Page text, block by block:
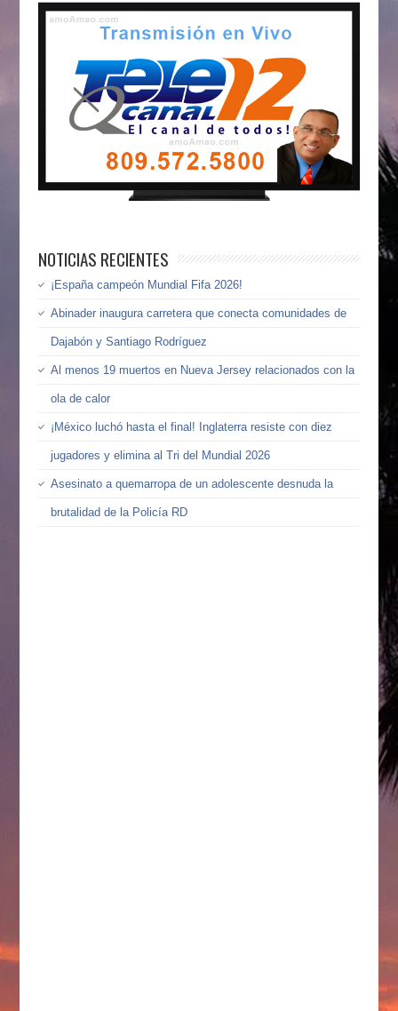
NOTICIAS RECIENTES
¡España campeón Mundial Fifa 2026!
Abinader inaugura carretera que conecta comunidades de
Dajabón y Santiago Rodríguez
Al menos 19 muertos en Nueva Jersey relacionados con la
ola de calor
¡México luchó hasta el final! Inglaterra resiste con diez
jugadores y elimina al Tri del Mundial 2026
Asesinato a quemarropa de un adolescente desnuda la
brutalidad de la Policía RD